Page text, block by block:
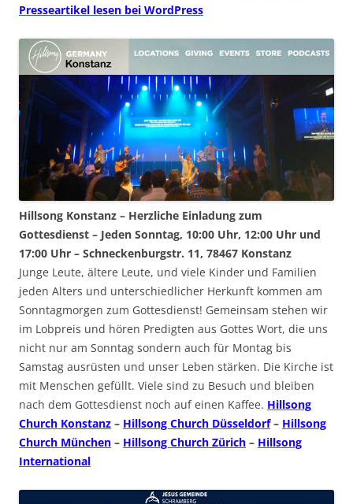
Presseartikel lesen bei WordPress
Hillsong Konstanz – Herzliche Einladung zum
Gottesdienst – Jeden Sonntag, 10:00 Uhr, 12:00 Uhr und
17:00 Uhr – Schneckenburgstr. 11, 78467 Konstanz
Junge Leute, ältere Leute, und viele Kinder und Familien
jeden Alters und unterschiedlicher Herkunft kommen am
Sonntagmorgen zum Gottesdienst! Gemeinsam stehen wir
im Lobpreis und hören Predigten aus Gottes Wort, die uns
nicht nur am Sonntag sondern auch für Montag bis
Samstag ausrüsten und unser Leben stärken. Die Kirche ist
mit Menschen gefüllt. Viele sind zu Besuch und bleiben
nach dem Gottesdienst noch auf einen Kaffee. Hillsong
Church Konstanz – Hillsong Church Düsseldorf– Hillsong
Church München – Hillsong Church Zürich – Hillsong
International